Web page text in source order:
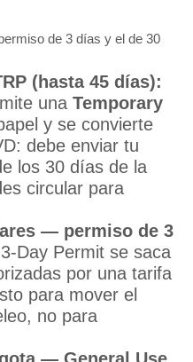
de 3 días y el de 30
(hasta 45 días):
una Temporary
y se convierte
debe enviar tu
los 30 días de la
circular para
— permiso de 3
Day Permit se saca
por una tarifa
para mover el
no para